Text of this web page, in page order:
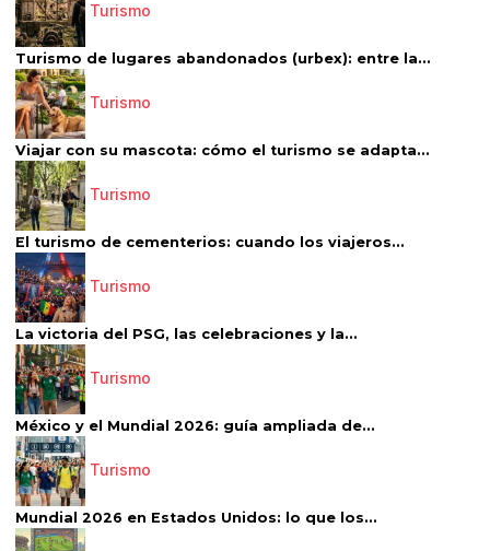
Turismo
Turismo de lugares abandonados (urbex): entre la...
Turismo
Viajar con su mascota: cómo el turismo se adapta...
Turismo
El turismo de cementerios: cuando los viajeros...
Turismo
La victoria del PSG, las celebraciones y la...
Turismo
México y el Mundial 2026: guía ampliada de...
Turismo
Mundial 2026 en Estados Unidos: lo que los...